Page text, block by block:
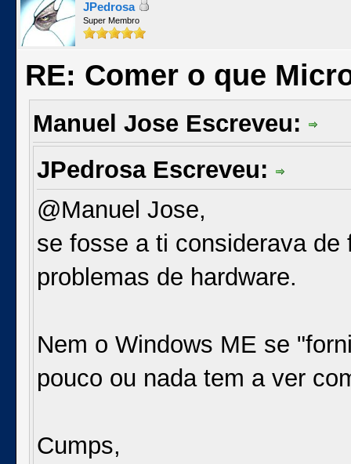
JPedrosa
Super Membro
RE: Comer o que
Manuel Jose Escreveu:
JPedrosa Escreveu:
@Manuel Jose,
se fosse a ti considerava
problemas de hardware.
Nem o Windows ME se
pouco ou nada tem a ver
Cumps,